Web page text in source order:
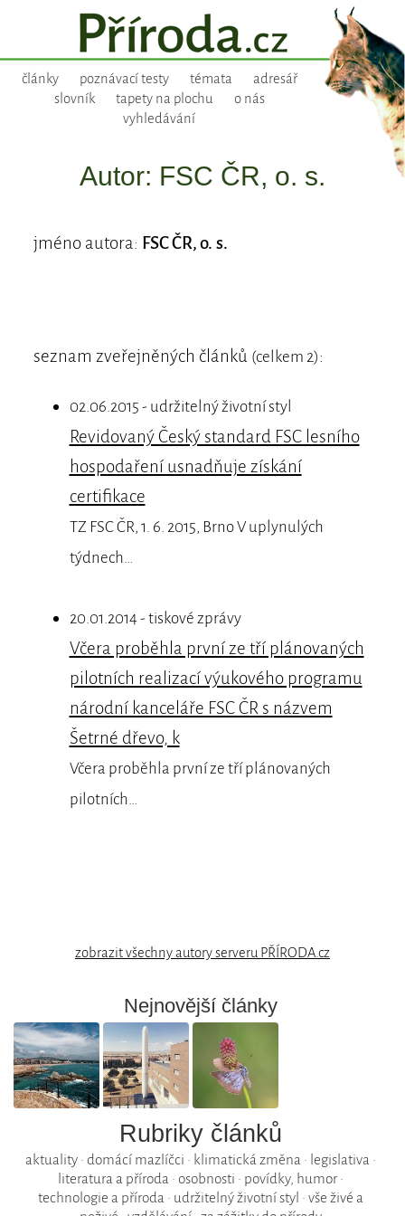
články poznávací testy témata
adresář
slovník
tapety na plochu
o nás
vyhledávání
Autor: FSC ČR, o. s.
jméno autora: FSC ČR, o. s.
seznam zveřejněných článků (celkem 2):
02.06.2015 - udržitelný životní styl
Revidovaný Český standard FSC lesního
hospodaření usnadňuje získání
certifikace
TZ FSC ČR, 1. 6. 2015, Brno V uplynulých
týdnech…
20.01.2014 - tiskové zprávy
Včera proběhla první ze tří plánovaných
pilotních realizací výukového programu
národní kanceláře FSC ČR s názvem
Šetrné dřevo, k
Včera proběhla první ze tří plánovaných
pilotních…
zobrazit všechny autory serveru PŘÍRODA.cz
Nejnovější články
Rubriky článků
aktuality• domácí mazlíčci • klimatická změna • legislativa •
literatura a příroda • osobnosti • povídky, humor•
technologie a příroda • udržitelný životní styl • vše živé a